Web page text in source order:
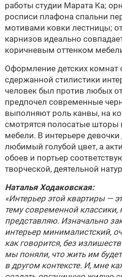
работы студии Марата Ка;
росписи плафона спальни
мотивами ковки лестницы;
карнизов идеально
коричневым оттенком
Оформление детских комнат
сдержанной стилистики
человек был против любых
предпочел современные
выполняют роль канвы, на
смотрятся полосатые шторы
мебели. В интерьере
любимый голубой цвет, а
обоев и портьер
творческой, деятельной
Наталья Ходаковская:
«Интерьер этой квартиры —
тему современной классики,
представляю. Изначально
интерьер минималистский,
как говорится, без
мы поняли, что жить им
в другом контексте. И, мне